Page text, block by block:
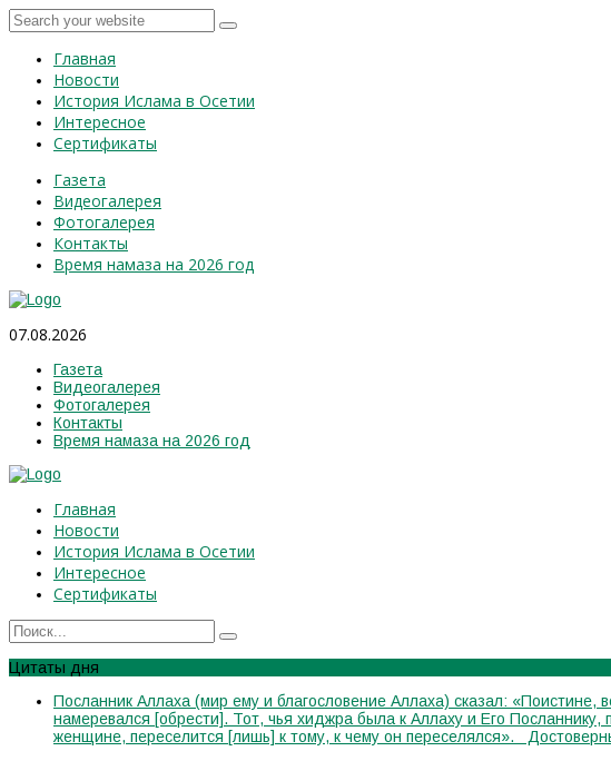
Главная
Новости
История Ислама в Осетии
Интересное
Сертификаты
Газета
Видеогалерея
Фотогалерея
Контакты
Время намаза на 2026 год
07.08.2026
Газета
Видеогалерея
Фотогалерея
Контакты
Время намаза на 2026 год
Главная
Новости
История Ислама в Осетии
Интересное
Сертификаты
Цитаты дня
Посланник Аллаха (мир ему и благословение Аллаха) сказал:
намеревался [обрести]. Тот, чья хиджра была к Аллаху и Его
женщине, переселится [лишь] к тому, к чему он переселялся».